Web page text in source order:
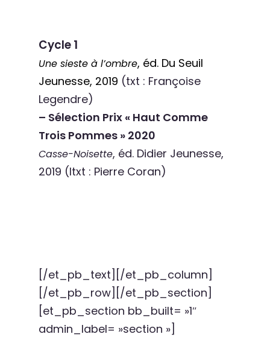
Cycle 1
Une sieste à l’ombre, éd. Du Seuil
Jeunesse, 2019 (txt : Françoise
Legendre)
– Sélection Prix « Haut Comme
Trois Pommes » 2020
Casse-Noisette, éd. Didier Jeunesse,
2019 (ltxt : Pierre Coran)
[/et_pb_text][/et_pb_column]
[/et_pb_row][/et_pb_section]
[et_pb_section bb_built= »1″
admin_label= »section »]